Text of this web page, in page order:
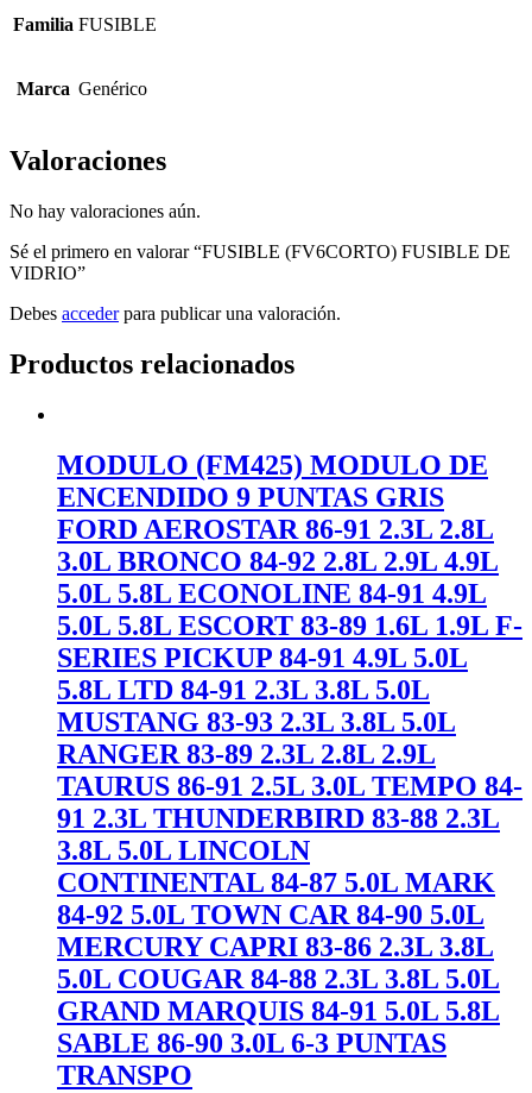
Familia FUSIBLE
Marca Genérico
Valoraciones
No hay valoraciones aún.
Sé el primero en valorar “FUSIBLE (FV6CORTO) FUSIBLE DE
VIDRIO”
Debes accederpara publicar una valoración.
Productos relacionados
MODULO (FM425) MODULO DE
ENCENDIDO 9 PUNTAS GRIS
FORD AEROSTAR 86-91 2.3L 2.8L
3.0L BRONCO 84-92 2.8L 2.9L 4.9L
5.0L 5.8L ECONOLINE 84-91 4.9L
5.0L 5.8L ESCORT 83-89 1.6L 1.9L F-
SERIES PICKUP 84-91 4.9L 5.0L
5.8L LTD 84-91 2.3L 3.8L 5.0L
MUSTANG 83-93 2.3L 3.8L 5.0L
RANGER 83-89 2.3L 2.8L 2.9L
TAURUS 86-91 2.5L 3.0L TEMPO 84-
91 2.3L THUNDERBIRD 83-88 2.3L
3.8L 5.0L LINCOLN
CONTINENTAL 84-87 5.0L MARK
84-92 5.0L TOWN CAR 84-90 5.0L
MERCURY CAPRI 83-86 2.3L 3.8L
5.0L COUGAR 84-88 2.3L 3.8L 5.0L
GRAND MARQUIS 84-91 5.0L 5.8L
SABLE 86-90 3.0L 6-3 PUNTAS
TRANSPO